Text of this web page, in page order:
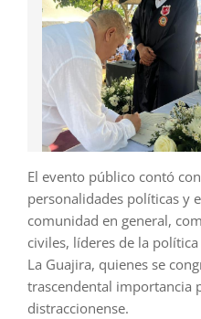
El evento público contó
personalidades políticas y
comunidad en general,
civiles, líderes de la
La Guajira, quienes se
trascendental importancia
distraccionense.